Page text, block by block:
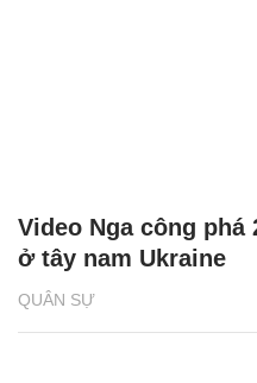
QUÂN SỰ
Video Nga công
ở tây nam Ukraine